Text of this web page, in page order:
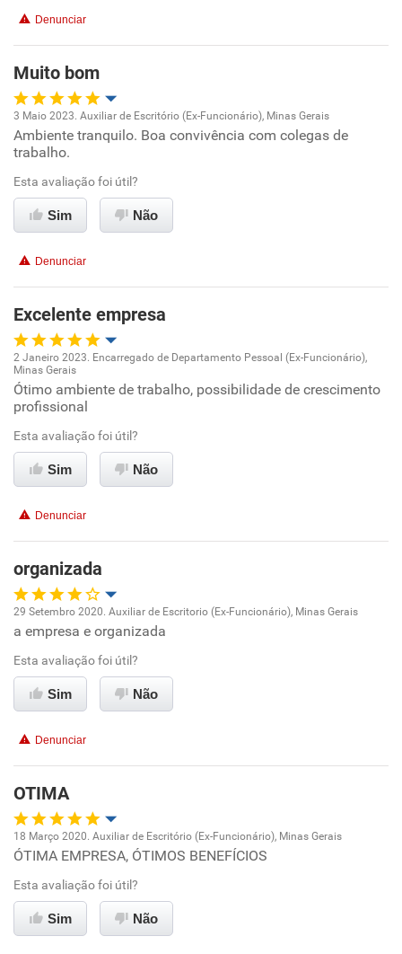
Denunciar
Muito bom
Oportunidade de promoção
Ambiente de trabalho
Conciliação com a vida familiar
Recomenda esta empresa
3 Maio 2023. Auxiliar de Escritório (Ex-Funcionário), Minas Gerais
Ambiente tranquilo. Boa convivência com colegas de
trabalho.
Esta avaliação foi útil?
Sim Não
Denunciar
Excelente empresa
Oportunidade de promoção
Conciliação com a vida familiar
Benefícios
Recomenda esta empresa
Recomenda a diretoria
2 Janeiro 2023. Encarregado de Departamento Pessoal (Ex-Funcionário),
Minas Gerais
Ótimo ambiente de trabalho, possibilidade de crescimento
profissional
Esta avaliação foi útil?
Sim Não
Denunciar
organizada
Oportunidade de promoção
Ambiente de trabalho
Benefícios
Recomenda esta empresa
29 Setembro 2020. Auxiliar de Escritorio (Ex-Funcionário), Minas Gerais
a empresa e organizada
Esta avaliação foi útil?
Sim Não
Denunciar
OTIMA
Oportunidade de promoção
Ambiente de trabalho
18 Março 2020. Auxiliar de Escritório (Ex-Funcionário), Minas Gerais
ÓTIMA EMPRESA, ÓTIMOS BENEFÍCIOS
Esta avaliação foi útil?
Sim Não